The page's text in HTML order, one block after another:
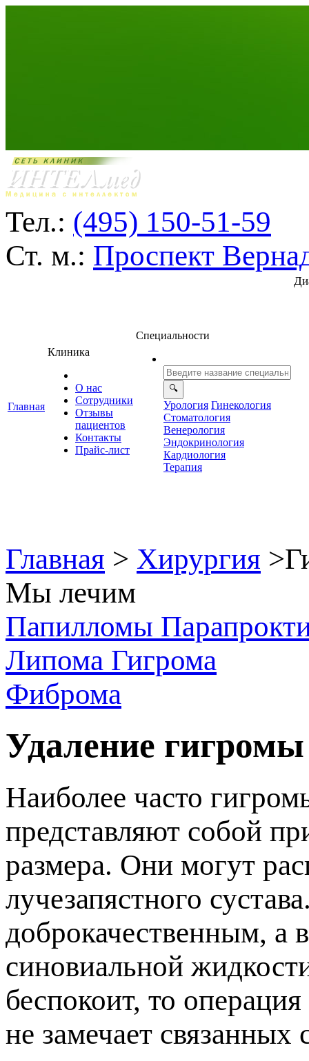
Тел.: (495) 150-51-59
Ст. м.: Проспект
Главная
Клиника
О нас
Сотрудники
Отзывы
ациенто
Контакты
Прайс-лист
Специальности
Урология Гинекология
Стоматология
енерология
Эндокринология
Кардиология
Терапия
Главная > Хирургия >
Мы лечим
Папилломы
Липома Гигрома
Фиброма
Удаление гигромы
Наиболее часто
редставляют собой
размера. Они могут
лучезапястного
доброкачественным, а
синовиальной
еспокоит, то операция
не замечает